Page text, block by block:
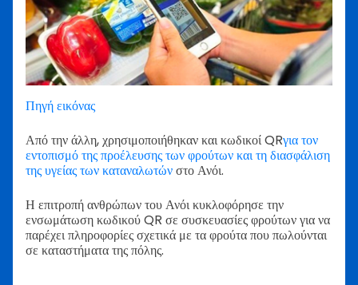
Πηγή εικόνας
Από την άλλη, χρησιμοποιήθηκαν και κωδικοί QRγια τον
εντοπισμό της προέλευσης των φρούτων και τη διασφάλιση
της υγείας των καταναλωτώνστο Ανόι.
Η επιτροπή ανθρώπων του Ανόι κυκλοφόρησε την
ενσωμάτωση κωδικού QR σε συσκευασίες φρούτων για να
παρέχει πληροφορίες σχετικά με τα φρούτα που πωλούνται
σε καταστήματα της πόλης.